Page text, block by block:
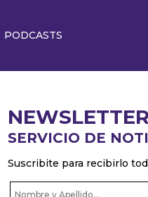
PODCASTS
NEWSLETTER
SERVICIO DE
Suscribite para recibirlo